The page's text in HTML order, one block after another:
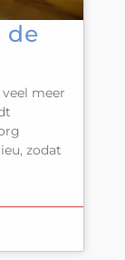
de
meer
zodat